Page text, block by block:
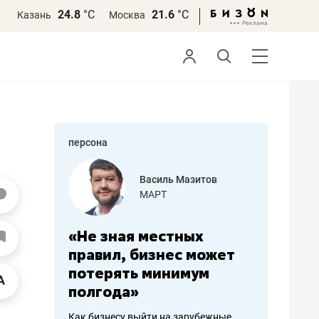
Казань 24.8 °С Москва 21.6 °С
персона
работа
Василь Мазитов
МАРТ
«Не зная местных
правил, бизнес может
потерять минимум
полгода»